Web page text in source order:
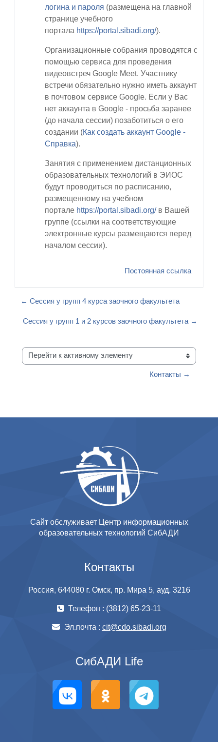
логина и пароля (размещена на главной
странице учебного
портала https://portal.sibadi.org/).
Организационные собрания проводятся с
помощью сервиса для проведения
видеовстреч Google Meet. Участнику
встречи обязательно нужно иметь аккаунт
в почтовом сервисе Google. Если у Вас
нет аккаунта в Google - просьба заранее
(до начала сессии) позаботиться о его
создании (Как создать аккаунт Google -
Cправка).
Занятия с применением дистанционных
образовательных технологий в ЭИОС
будут проводиться по расписанию,
размещенному на учебном
портале https://portal.sibadi.org/ в Вашей
группе (ссылки на соответствующие
электронные курсы размещаются перед
началом сессии).
Постоянная ссылка
← Сессия у групп 4 курса заочного факультета
Сессия у групп 1 и 2 курсов заочного факультета →
Перейти к активному элементу
Контакты →
Сайт обслуживает Центр информационных
образовательных технологий СибАДИ
Контакты
Россия, 644080 г. Омск, пр. Мира 5, ауд. 3216
Телефон : (3812) 65-23-11
Эл.почта : cit@cdo.sibadi.org
СибАДИ Life